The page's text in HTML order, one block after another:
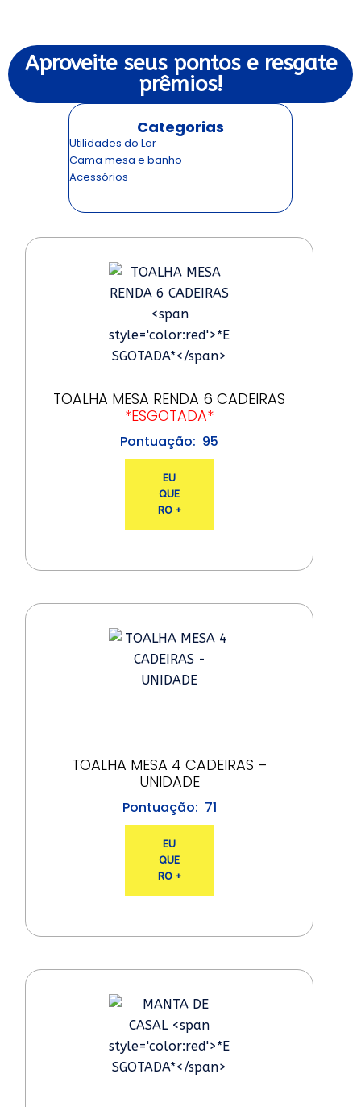
Aproveite seus pontos e resgate
prêmios!
Categorias
Utilidades do Lar
Cama mesa e banho
Acessórios
TOALHA MESA RENDA 6 CADEIRAS
*ESGOTADA*
95
EU
QUE
RO +
TOALHA MESA 4 CADEIRAS –
UNIDADE
71
EU
QUE
RO +